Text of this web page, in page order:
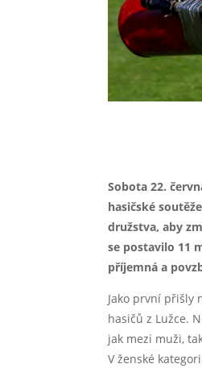
Sobota 22.
hasičské
družstva, aby
se postavilo 11
příjemná a
Jako první přišly
hasičů z Lužce.
jak mezi muži,
V ženské